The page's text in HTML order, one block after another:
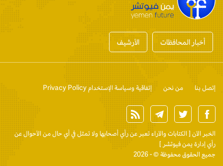
أخبار المحافظات الأرشيف
إتصل بنا من نحن إتفاقية وسياسة الإستخدام Privacy Policy
الخبر الآن [ الكتابات والآراء تعبر عن رأي أصحابها ولا تمثل في أي حال من الأحوال عن
رأي إدارة يمن فيوتشر ]
جميع الحقوق محفوظة © - 2026